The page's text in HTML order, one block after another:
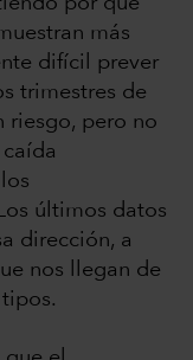
más
difícil prever
trimestres de
riesgo, pero no
últimos datos
dirección, a
nos llegan de